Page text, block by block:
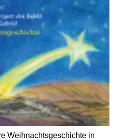
Weihnachtsgeschichte in